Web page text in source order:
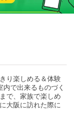
り楽しめる＆体験
で出来るものづく
で、家族で楽しめ
大阪に訪れた際に